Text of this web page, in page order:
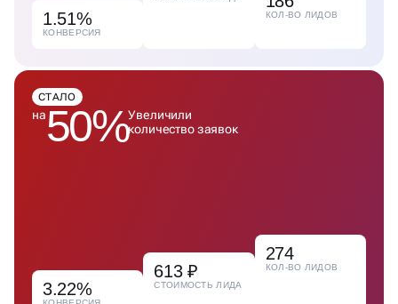
1.51%
КОНВЕРСИЯ
КОЛ-ВО ЛИДОВ
СТАЛО
на50%Увеличили
количество заявок
3.22%
613 ₽
СТОИМОСТЬ ЛИДА
274
КОЛ-ВО ЛИДОВ